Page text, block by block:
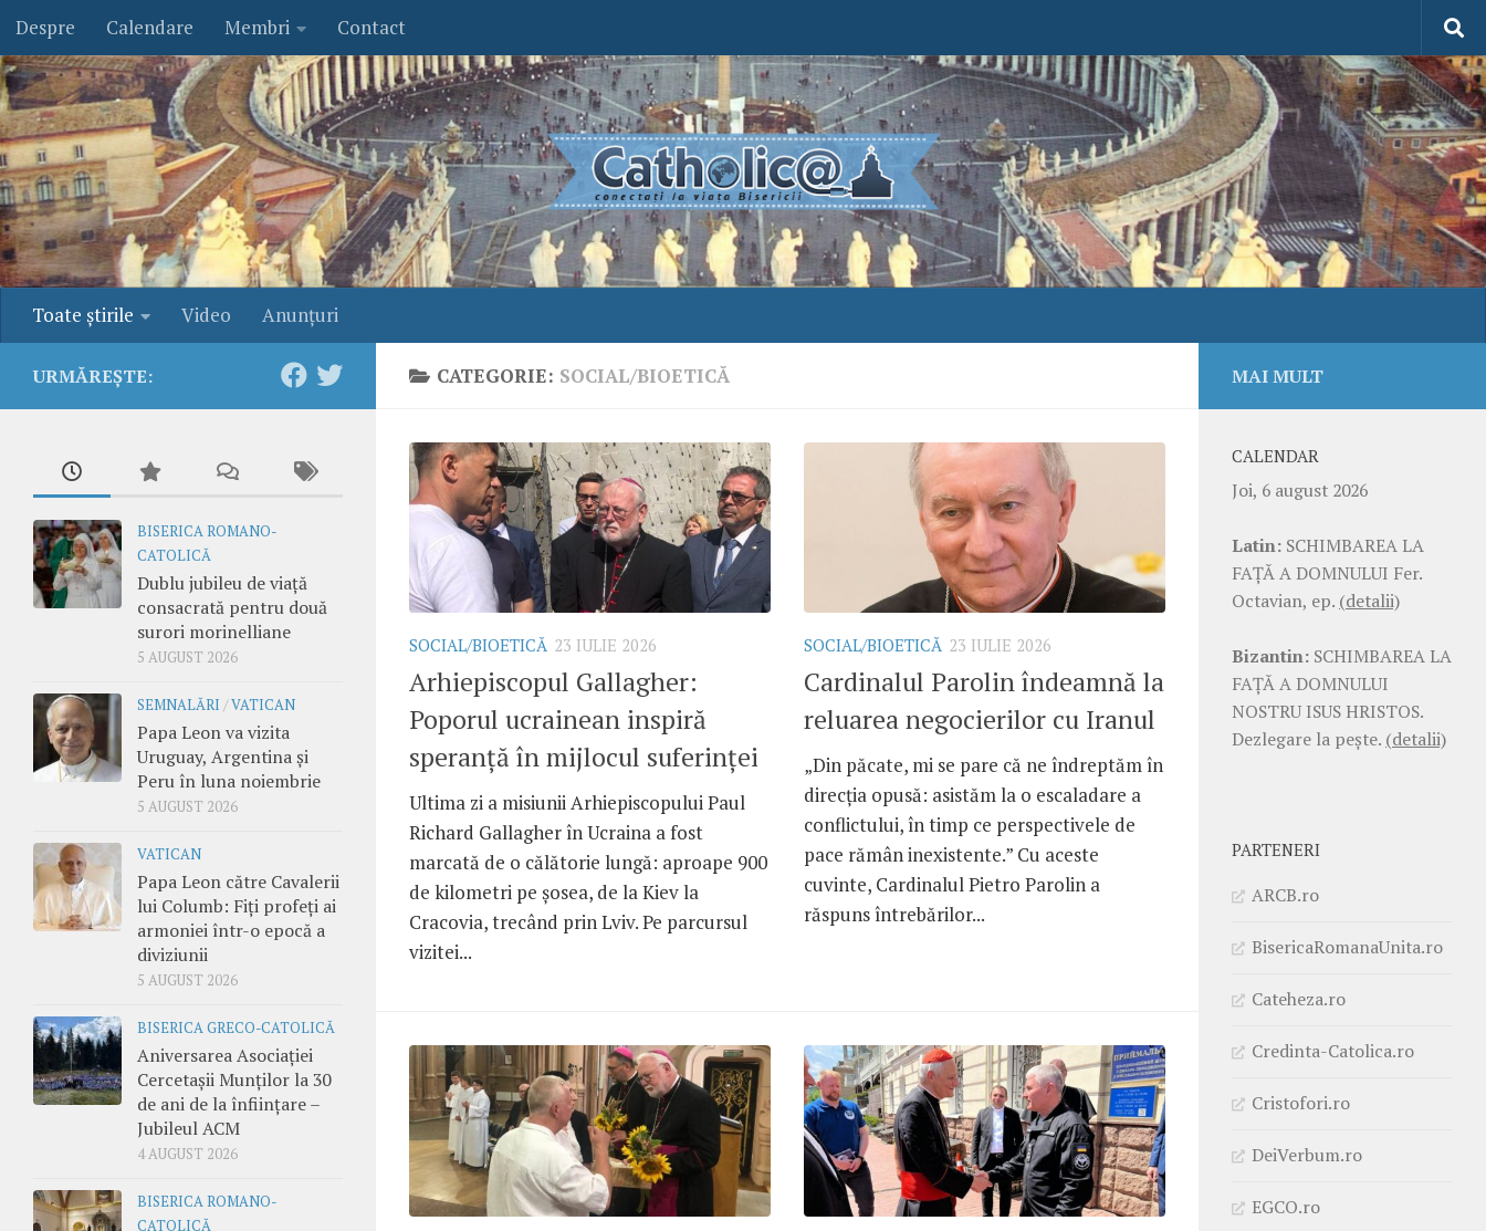
Skip to content
Despre Calendare Membri Contact
Toate ştirile Video Anunţuri
CATEGORIE: SOCIAL/BIOETICĂ
SOCIAL/BIOETICĂ 23 IULIE 2026
Arhiepiscopul Gallagher:
Poporul ucrainean inspiră
speranță în mijlocul suferinței
Ultima zi a misiunii Arhiepiscopului Paul
Richard Gallagher în Ucraina a fost
marcată de o călătorie lungă: aproape 900
de kilometri pe șosea, de la Kiev la
Cracovia, trecând prin Lviv. Pe parcursul
vizitei...
SOCIAL/BIOETICĂ 23 IULIE 2026
Cardinalul Parolin îndeamnă la
reluarea negocierilor cu Iranul
„Din păcate, mi se pare că ne îndreptăm în
direcția opusă: asistăm la o escaladare a
conflictului, în timp ce perspectivele de
pace rămân inexistente.” Cu aceste
cuvinte, Cardinalul Pietro Parolin a
răspuns întrebărilor...
URMĂREȘTE:
BISERICA ROMANO-
CATOLICĂ
Dublu jubileu de viață
consacrată pentru două
surori morinelliane
5 AUGUST 2026
SEMNALĂRI /VATICAN
Papa Leon va vizita
Uruguay, Argentina și
Peru în luna noiembrie
5 AUGUST 2026
VATICAN
Papa Leon către Cavalerii
lui Columb: Fiți profeți ai
armoniei într-o epocă a
diviziunii
5 AUGUST 2026
BISERICA GRECO-CATOLICĂ
Aniversarea Asociației
Cercetașii Munților la 30
de ani de la înființare –
Jubileul ACM
4 AUGUST 2026
BISERICA ROMANO-
CATOLICĂ
MAI MULT
CALENDAR
Joi, 6 august 2026
Latin: SCHIMBAREA LA
FAŢĂ A DOMNULUI Fer.
Octavian, ep. (detalii)
Bizantin: SCHIMBAREA LA
FAŢĂ A DOMNULUI
NOSTRU ISUS HRISTOS.
Dezlegare la pește. (detalii)
PARTENERI
ARCB.ro
BisericaRomanaUnita.ro
Cateheza.ro
Credinta-Catolica.ro
Cristofori.ro
DeiVerbum.ro
EGCO.ro